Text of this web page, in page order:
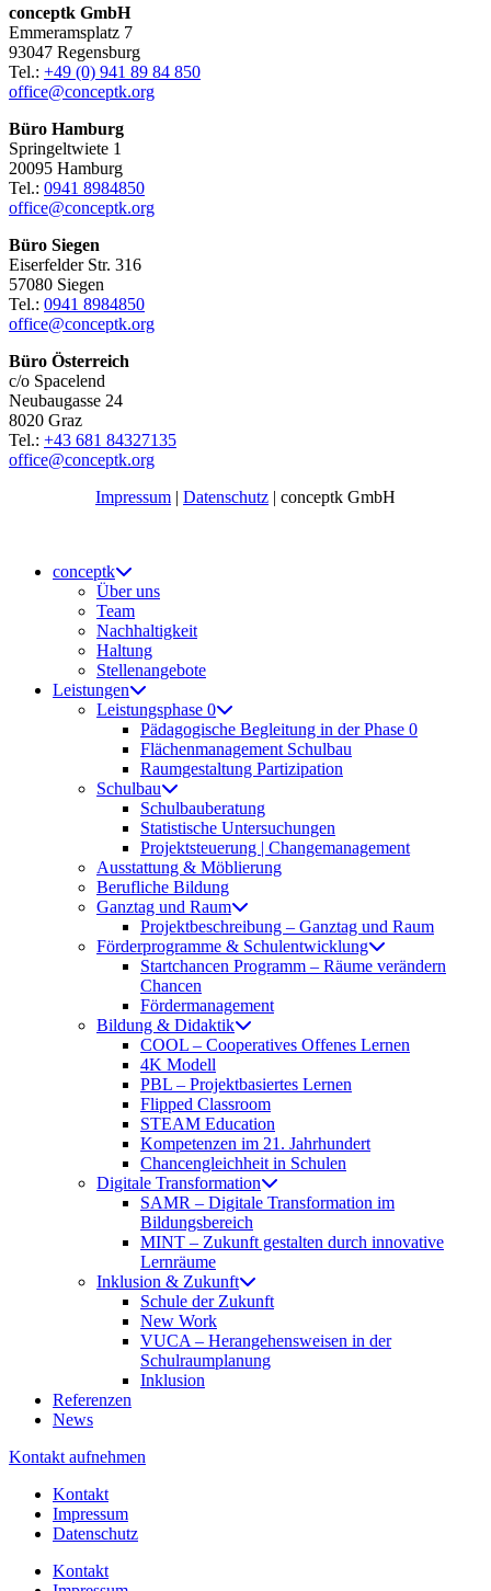
conceptk GmbH
Emmeramsplatz 7
93047 Regensburg
Tel.: +49 (0) 941 89 84 850
office@conceptk.org
Büro Hamburg
Springeltwiete 1
20095 Hamburg
Tel.: 0941 8984850
office@conceptk.org
Büro Siegen
Eiserfelder Str. 316
57080 Siegen
Tel.: 0941 8984850
office@conceptk.org
Büro Österreich
c/o Spacelend
Neubaugasse 24
8020 Graz
Tel.: +43 681 84327135
office@conceptk.org
Impressum | Datenschutz | conceptk GmbH
conceptk
Über uns
Team
Nachhaltigkeit
Haltung
Stellenangebote
Leistungen
Leistungsphase 0
Pädagogische Begleitung in der Phase 0
Flächenmanagement Schulbau
Raumgestaltung Partizipation
Schulbau
Schulbauberatung
Statistische Untersuchungen
Projektsteuerung | Changemanagement
Ausstattung & Möblierung
Berufliche Bildung
Ganztag und Raum
Projektbeschreibung – Ganztag und Raum
Förderprogramme & Schulentwicklung
Startchancen Programm – Räume verändern
Chancen
Fördermanagement
Bildung & Didaktik
COOL – Cooperatives Offenes Lernen
4K Modell
PBL – Projektbasiertes Lernen
Flipped Classroom
STEAM Education
Kompetenzen im 21. Jahrhundert
Chancengleichheit in Schulen
Digitale Transformation
SAMR – Digitale Transformation im
Bildungsbereich
MINT – Zukunft gestalten durch innovative
Lernräume
Inklusion & Zukunft
Schule der Zukunft
New Work
VUCA – Herangehensweisen in der
Schulraumplanung
Inklusion
Referenzen
News
Kontakt aufnehmen
Kontakt
Impressum
Datenschutz
Kontakt